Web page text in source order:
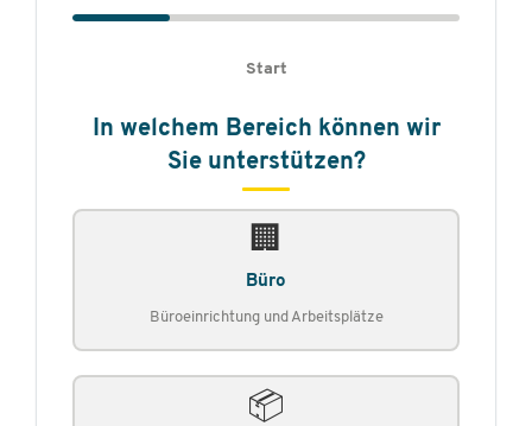
Start
In welchem Bereich können wir
Sie unterstützen?
🏢
Büro
Büroeinrichtung und Arbeitsplätze
📦